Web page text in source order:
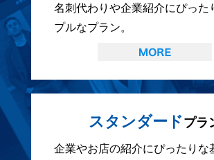
名刺代わりや企業紹介にぴった
プルなプラン。
スタンダードプラ
企業やお店の紹介にぴったりな